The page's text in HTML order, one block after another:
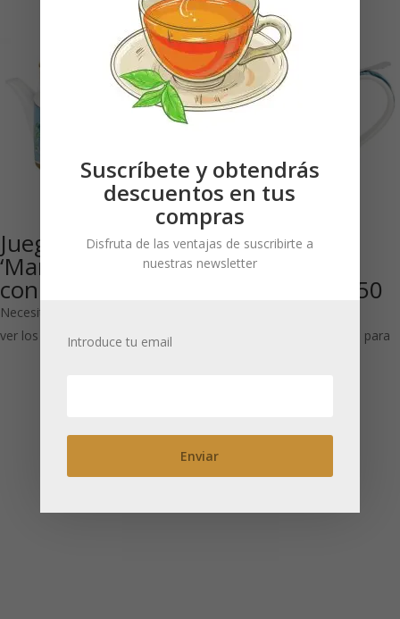
Juego de té
‘Marajah’, Tetera
con 2 tazas
Necesitas estar registrado para
ver los precios
Taza de
porcelana con
tapa ‘Jungle’ 350
Necesitas estar registrado para
Suscríbete y obtendrás
descuentos en tus
compras
Disfruta de las ventajas de suscribirte a
nuestras newsletter
Introduce tu email